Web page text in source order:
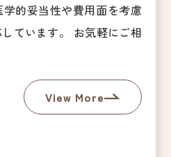
的妥当性や費用面を考慮
ています。 お気軽にご相
View More